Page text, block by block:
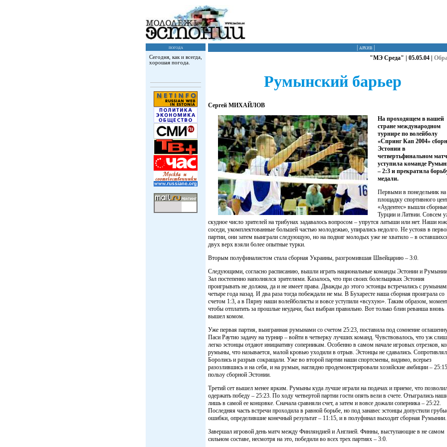
погода
Сегодня, как и всегда,
хорошая погода.
архив
"МЭ Среда" | 05.05.04 |
Румынский барьер
Сергей МИХАЙЛОВ
На проходящем в нашей
стране международном
турнире по волейболу
«Спринг Кап 2004»
Эстонии в
четвертьфинальном
уступила команде
– 2:3 и прекратила
медали.
Первыми в понедельник на
площадку спортивного
«Аудентес» вышли сборные
Турции и Латвии. Совсем
скудное число зрителей на трибунах задавалось вопросом – упрутся латыши или нет. Наши
соседи, укомплектованные большей частью молодежью, упирались недолго. Не устояв в
партии, они затем выиграли следующую, но на подвиг молодых уже не хватило – в
двух верх взяли более опытные турки.
Вторым полуфиналистом стала сборная Украины, разгромившая Швейцарию – 3:0.
Следующими, согласно расписанию, вышли играть национальные команды Эстонии и
Зал постепенно наполнялся зрителями. Казалось, что при своих болельщиках Эстония
проигрывать не должна, да и не имеет права. Дважды до этого эстонцы встречались с
четыре года назад. И два раза тогда побеждали не мы. В Бухаресте наша сборная проиграла со
счетом 1:3, а в Пярну наши волейболисты и вовсе уступили «всухую». Таким образом,
чтобы отплатить за прошлые неудачи, был выбран правильно. Вот только блин реванша вновь
вышел комом.
Уже первая партия, выигранная румынами со счетом 25:23, поставила под сомнение
Паси Раутио задачу на турнир – войти в четверку лучших команд. Чувствовалось, что уж
легко эстонцы отдают инициативу соперникам. Особенно в самом начале игровых отрезков,
румыны, что называется, малой кровью уходили в отрыв. Эстонцы не сдавались.
Боролись и разрыв сокращали. Уже во второй партии наши спортсмены, видимо, всерьез
разозлившись и на себя, и на румын, наглядно продемонстрировали хозяйские амбиции –
пользу сборной Эстонии.
Третий сет вышел менее ярким. Румыны куда лучше играли на подачах и приеме, что
одержать победу – 25:23. По ходу четвертой партии гости опять вели в счете. Отыгрались
лишь в самой ее концовке. Сначала сравняли счет, а затем и вовсе дожали соперника – 25:22.
Последняя часть встречи проходила в равной борьбе, но под занавес эстонцы допустили
ошибки, определившие конечный результат – 11:15, и в полуфинал выходит сборная Румынии.
Завершал игровой день матч между Финляндией и Англией. Финны, выступающие в не самом
сильном составе, несмотря на это, победили во всех трех партиях – 3:0.